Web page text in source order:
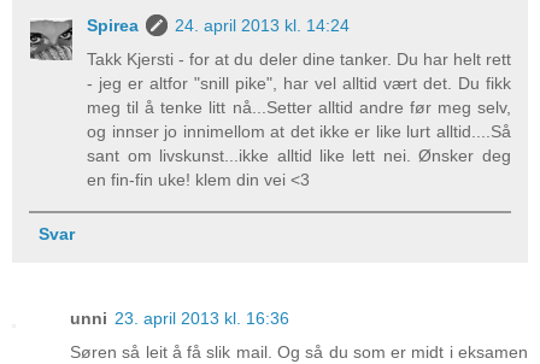
Spirea
24. april 2013 kl. 14:24
Takk Kjersti - for at du deler dine tanker. Du har helt rett
- jeg er altfor "snill pike", har vel alltid vært det. Du fikk
meg til å tenke litt nå...Setter alltid andre før meg selv,
og innser jo innimellom at det ikke er like lurt alltid....Så
sant om livskunst...ikke alltid like lett nei. Ønsker deg
en fin-fin uke! klem din vei <3
Svar
unni 23. april 2013 kl. 16:36
Søren så leit å få slik mail. Og så du som er midt i eksamen